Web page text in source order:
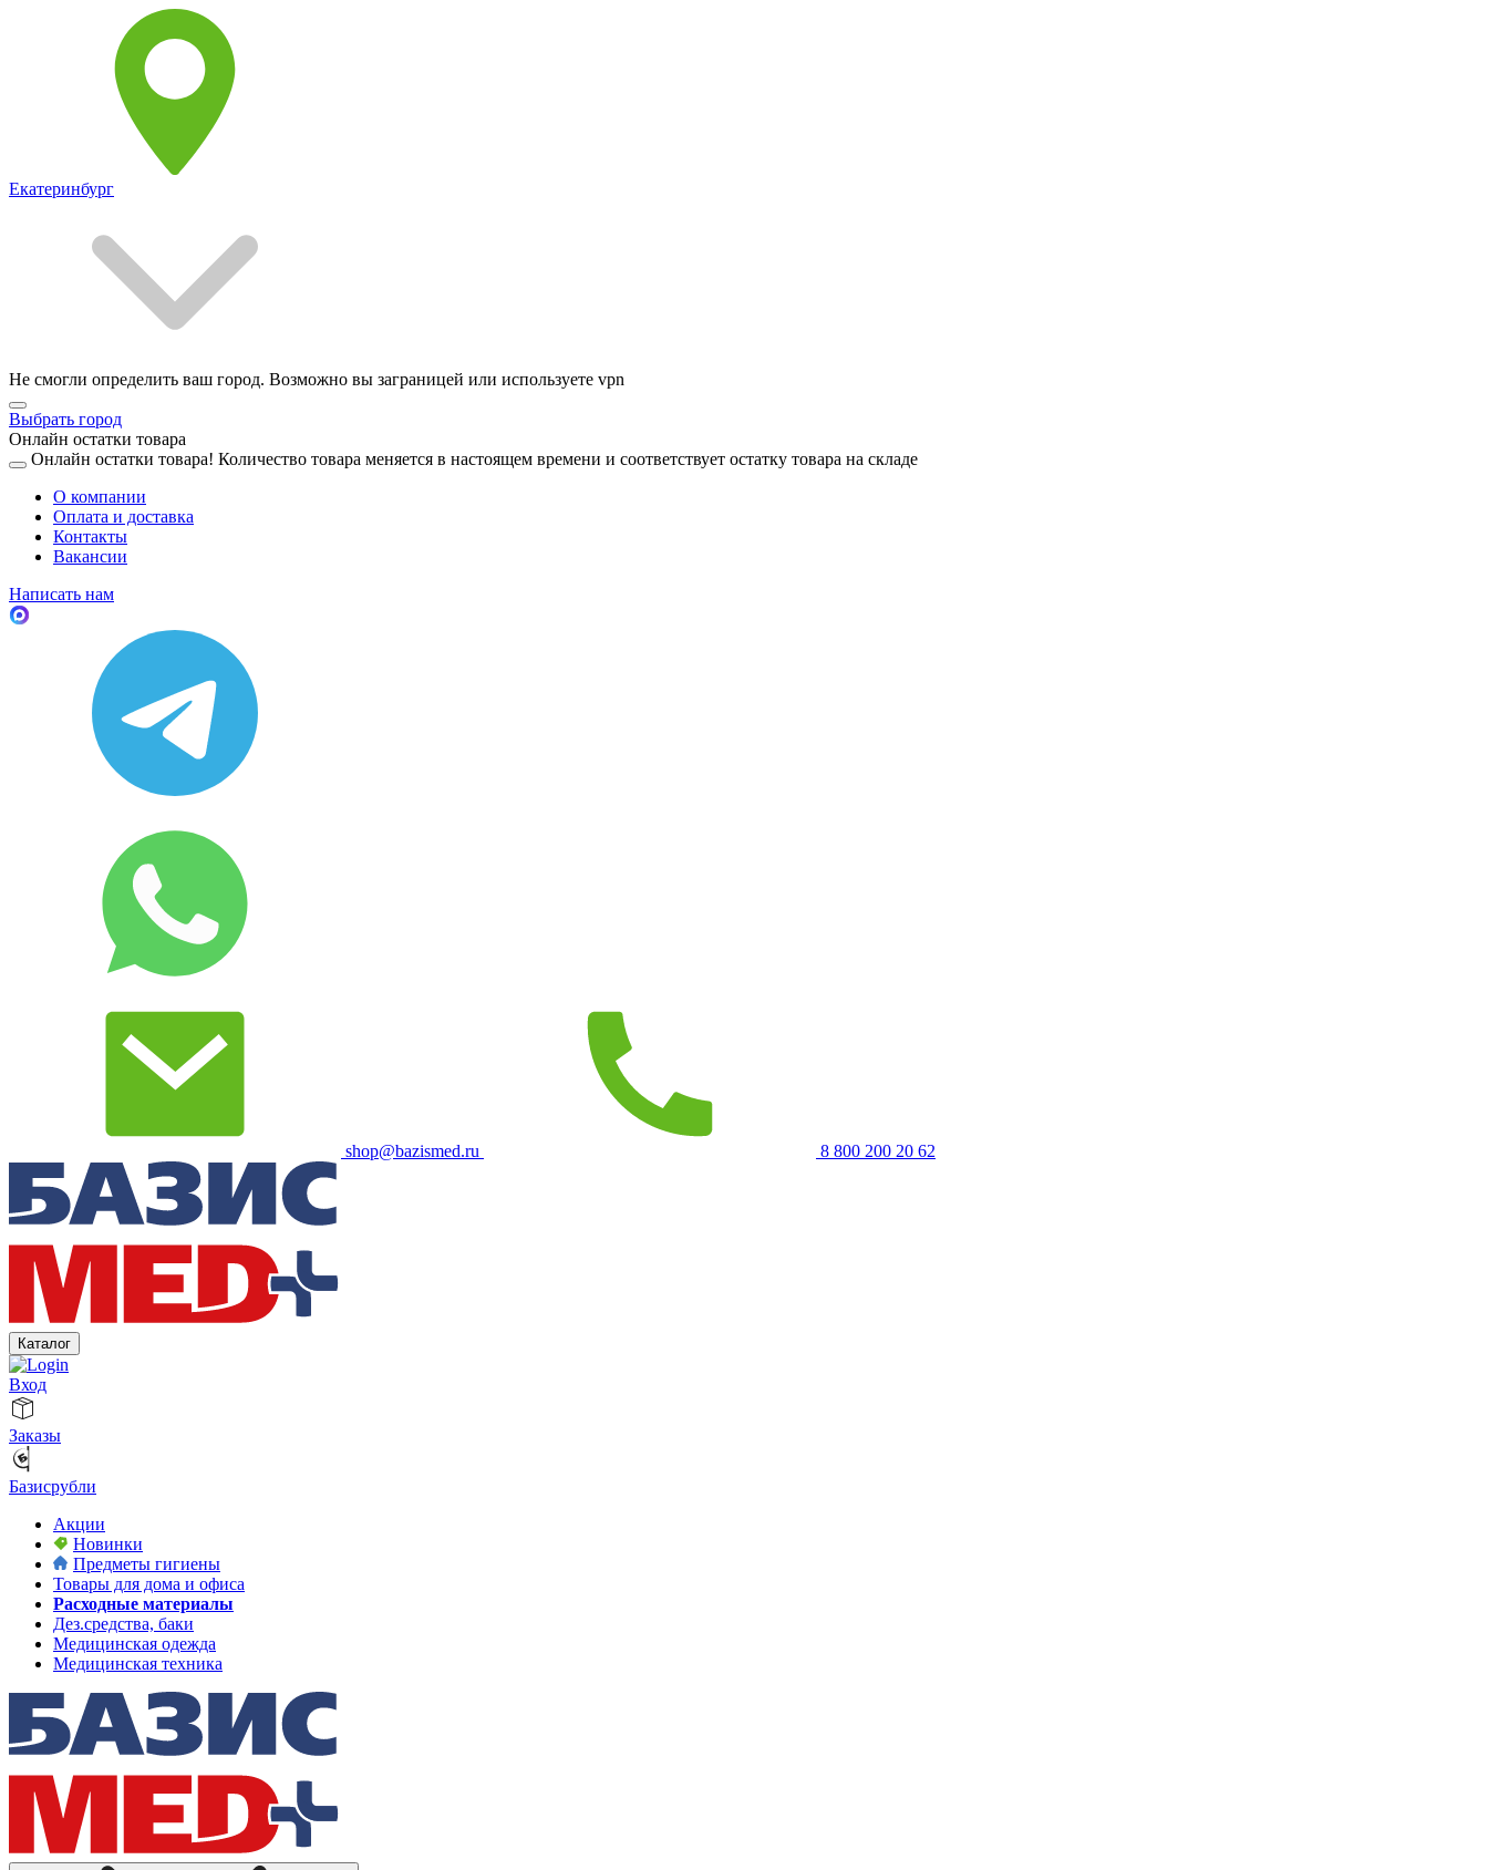
Екатеринбург
Не смогли определить ваш город. Возможно вы заграницей или используете vpn
Выбрать город
Онлайн остатки товара
Онлайн остатки товара! Количество товара меняется в настоящем времени и соответствует остатку товара на складе
О компании
Оплата и доставка
Контакты
Вакансии
Написать нам
shop@bazismed.ru 8 800 200 20 62
Каталог
Вход
Заказы
Базисрубли
Акции
Новинки
Предметы гигиены
Товары для дома и офиса
Расходные материалы
Дез.средства, баки
Медицинская одежда
Медицинская техника